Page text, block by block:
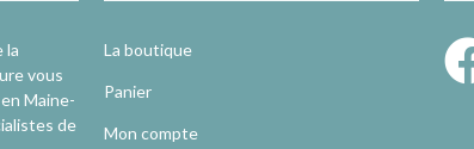
la
vous
Maine-
de
La boutique
Panier
Mon compte